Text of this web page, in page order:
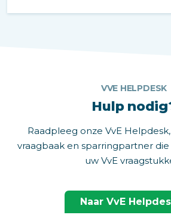
VVE HELPDESK
Hulp
Raadpleeg onze VvE
vraagbaak en sparringpartner
uw VvE
Naar VvE